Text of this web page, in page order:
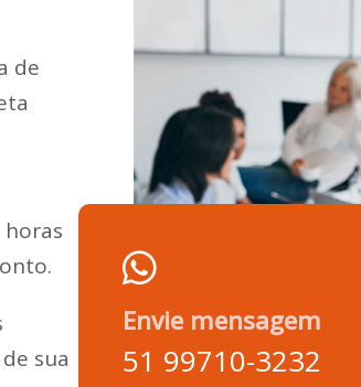
de
sua
Envie mensagem
51 99710-3232